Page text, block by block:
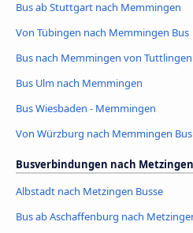
Bus ab Stuttgart nach Memmingen
Von Tübingen nach Memmingen Bus
Bus nach Memmingen von Tuttlingen
Bus Ulm nach Memmingen
Bus Wiesbaden - Memmingen
Von Würzburg nach Memmingen Bus
Busverbindungen nach Metzingen
Albstadt nach Metzingen Busse
Bus ab Aschaffenburg nach